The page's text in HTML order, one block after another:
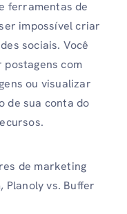
ferramentas de
impossível criar
sociais. Você
postagens com
ou visualizar
de sua conta do
de marketing
Planoly vs. Buffer